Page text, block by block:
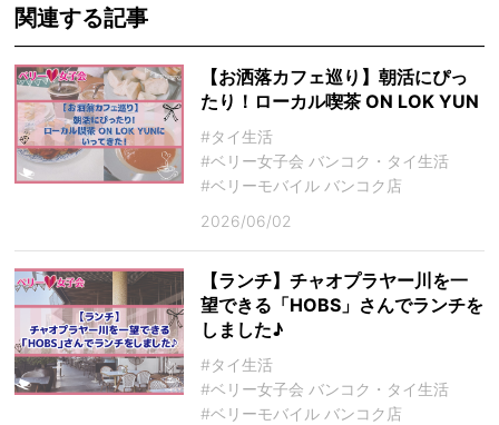
関連する記事
【お洒落カフェ巡り】朝活にぴっ
たり！ローカル喫茶 ON LOK YUN
#タイ生活
#ベリー女子会 バンコク・タイ生活
#ベリーモバイル バンコク店
2026/06/02
【ランチ】チャオプラヤー川を一
望できる「HOBS」さんでランチを
しました♪
#タイ生活
#ベリー女子会 バンコク・タイ生活
#ベリーモバイル バンコク店